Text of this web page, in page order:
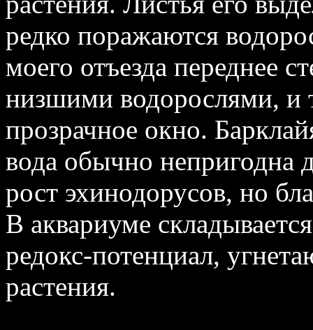
редко поражаются
моего отъезда переднее
низшими водорослями, и
прозрачное окно.
вода обычно непригодна
рост эхинодорусов, но
В аквариуме
редокс‑потенциал,
растения.